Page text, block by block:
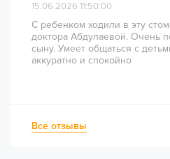
15.06.2026 11:50:00
С ребенком ходили в эту
доктора Абдулаевой. Очень
сыну. Умеет общаться с
аккуратно и спокойно
Все отзывы